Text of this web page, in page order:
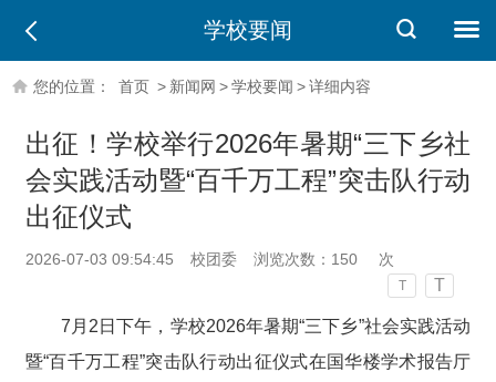
学校要闻
您的位置： 首页 > 新闻网 >学校要闻 >详细内容
出征！学校举行2026年暑期“三下乡社
会实践活动暨“百千万工程”突击队行动
出征仪式
2026-07-03 09:54:45 校团委 浏览次数： 150 次
T T
7 月 2 日下午，学校2026年暑期“三下乡”社会实践活动
暨“百千万工程”突击队行动出征仪式在国华楼学术报告厅